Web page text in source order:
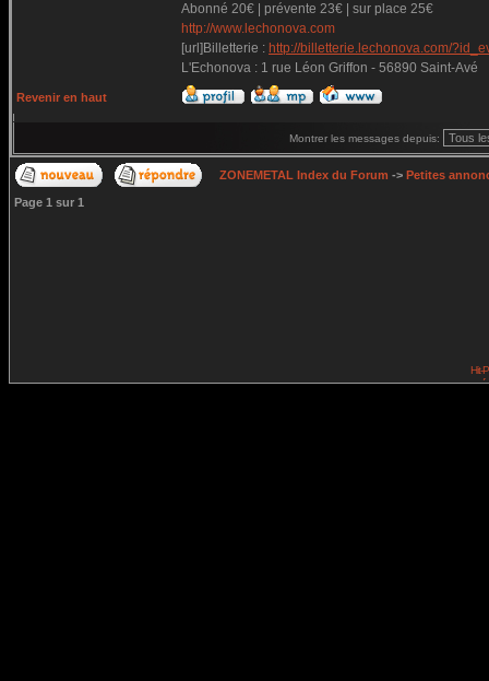
Abonné 20€ | prévente 23€ | sur place 25€
http://www.lechonova.com
[url]Billetterie : http://billetterie.lechonova.com/
L'Echonova : 1 rue Léon Griffon - 56890 Saint-Avé
Revenir en haut
Montrer les messages depuis:
ZONEMETAL Index du Forum -> Petites
Page 1 sur 1